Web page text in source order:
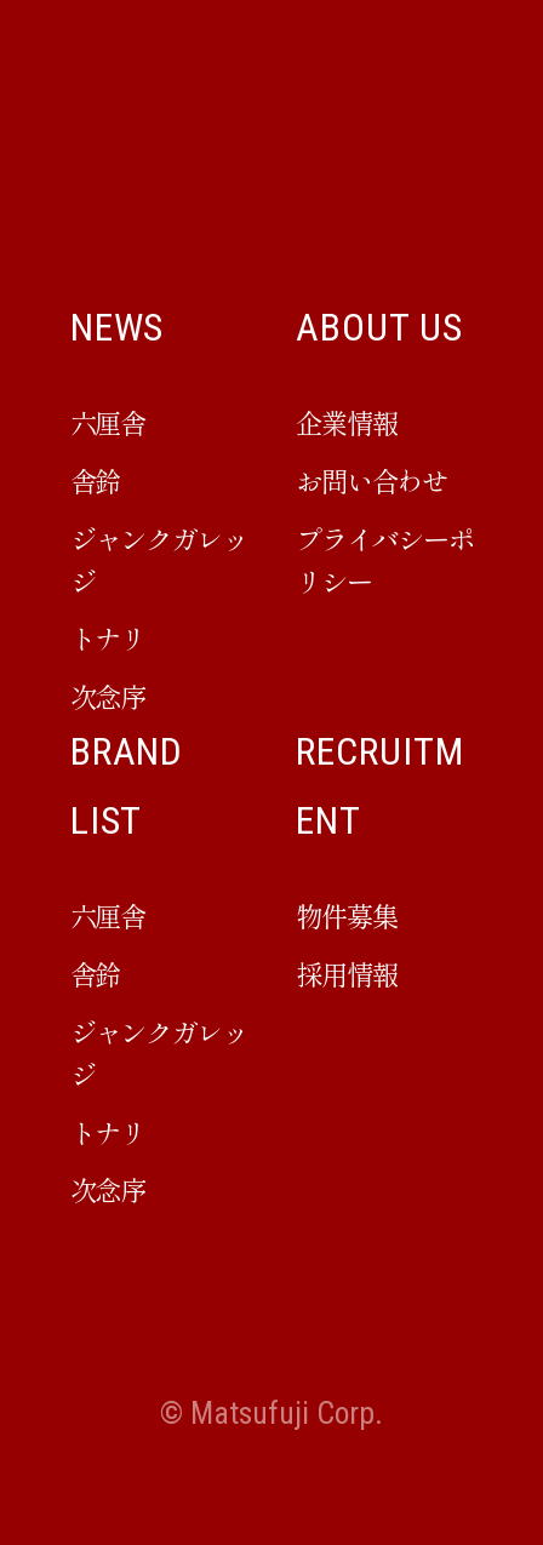
NEWS
六厘舎
舎鈴
ジャンクガレッ
ジ
トナリ
次念序
ABOUT US
企業情報
お問い合わせ
プライバシーポ
リシー
BRAND
LIST
六厘舎
舎鈴
ジャンクガレッ
ジ
トナリ
次念序
RECRUITM
ENT
物件募集
採用情報
© Matsufuji Corp.